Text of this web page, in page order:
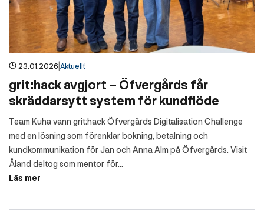
23.01.2026 Aktuellt
grit:hack avgjort – Öfvergårds får
skräddarsytt system för kundflöde
Team Kuha vann grit:hack Öfvergårds Digitalisation Challenge
med en lösning som förenklar bokning, betalning och
kundkommunikation för Jan och Anna Alm på Öfvergårds. Visit
Åland deltog som mentor för...
Läs mer